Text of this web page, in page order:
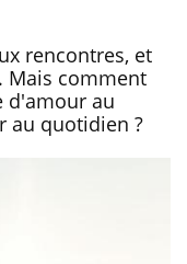
rencontres, et
Mais comment
d'amour au
au quotidien ?